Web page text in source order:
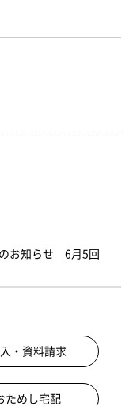
お知らせ 6月5回
・資料請求
ためし宅配